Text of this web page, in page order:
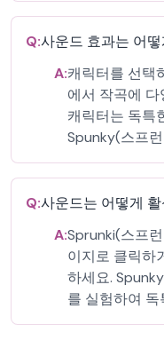
Q:사운드 효과는 어
A:캐릭터를 선택
에서 작곡에
캐릭터는 독특
Spunky(스프
Q:사운드는 어떻게
A:Sprunki(스프
이지로 클릭하
하세요.
를 실험하여